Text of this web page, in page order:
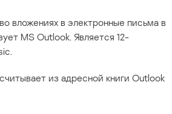
вложениях в электронные письма в
MS Outlook. Является 12-
из адресной книги Outlook